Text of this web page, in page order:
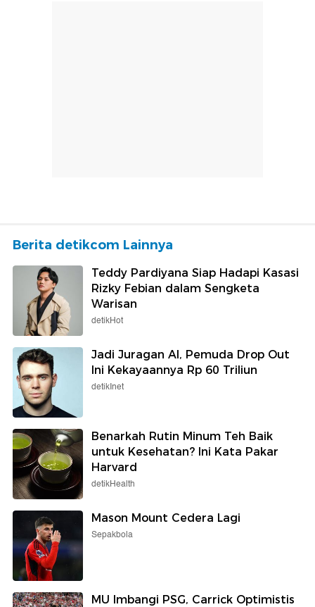
Berita detikcom Lainnya
Teddy Pardiyana Siap Hadapi Kasasi
Rizky Febian dalam Sengketa
Warisan
detikHot
Jadi Juragan AI, Pemuda Drop Out
Ini Kekayaannya Rp 60 Triliun
detikInet
Benarkah Rutin Minum Teh Baik
untuk Kesehatan? Ini Kata Pakar
Harvard
detikHealth
Mason Mount Cedera Lagi
Sepakbola
MU Imbangi PSG, Carrick Optimistis